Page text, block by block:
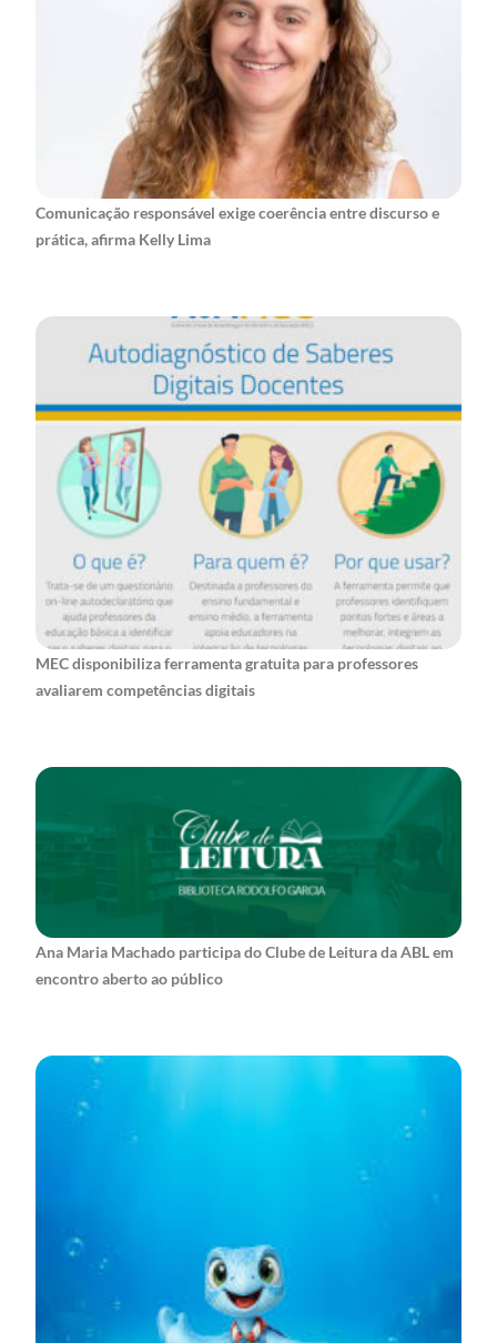
Comunicação responsável exige coerência entre discurso e
prática, afirma Kelly Lima
MEC disponibiliza ferramenta gratuita para professores
avaliarem competências digitais
Ana Maria Machado participa do Clube de Leitura da ABL em
encontro aberto ao público